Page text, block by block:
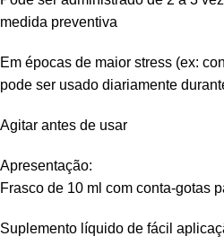
medida preventiva
Em épocas de maior stress (ex:
pode ser usado diariamente
Agitar antes de usar
Apresentação:
Frasco de 10 ml com conta-gotas
Suplemento líquido de fácil